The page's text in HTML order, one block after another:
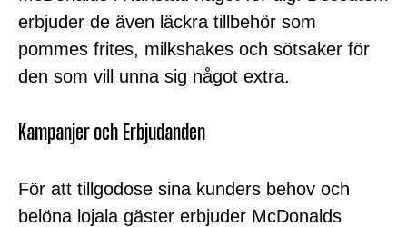
erbjuder de även läckra tillbehör som
pommes frites, milkshakes och sötsaker för
den som vill unna sig något extra.
Kampanjer och Erbjudanden
För att tillgodose sina kunders behov och
belöna lojala gäster erbjuder McDonalds